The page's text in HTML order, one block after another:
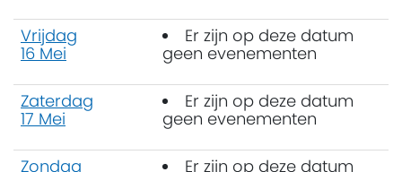
Vrijdag
16 Mei
Er zijn op deze datum
geen evenementen
Zaterdag
17 Mei
Er zijn op deze datum
geen evenementen
Zondag
Er zijn op deze datum